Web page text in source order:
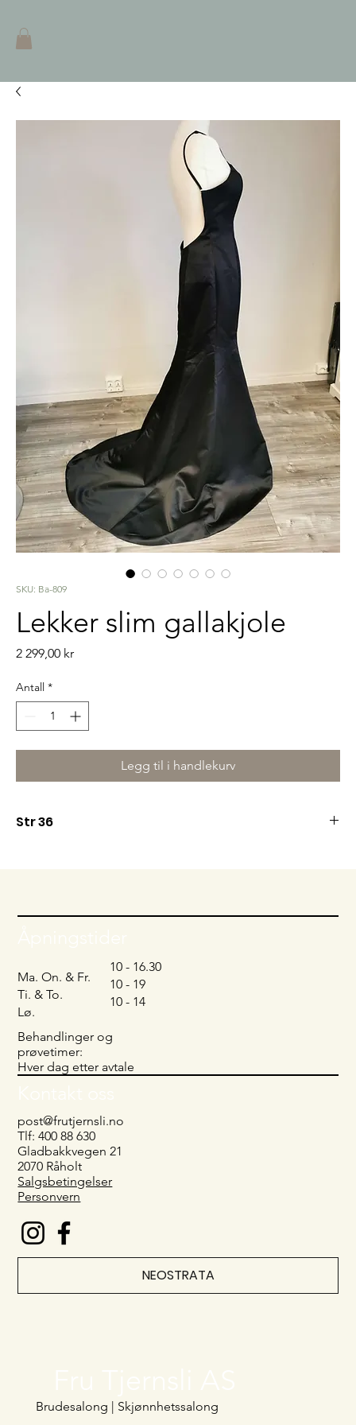
SKU: Ba-809
Lekker slim gallakjole
2 299,00 krPris
Antall *
Legg til i handlekurv
Str 36
post@frutjernsli.no
Tlf: 400 88 630
Gladbakkvegen 21
2070 Råholt
Salgsbetingelser
Personvern
NEOSTRATA
Ma. On. & Fr.
Ti. & To.
Lø.
10 - 16.30
10 - 19
10 - 14
Behandlinger og
prøvetimer:
Hver dag etter avtale
Brudesalong | Skjønnhetssalong